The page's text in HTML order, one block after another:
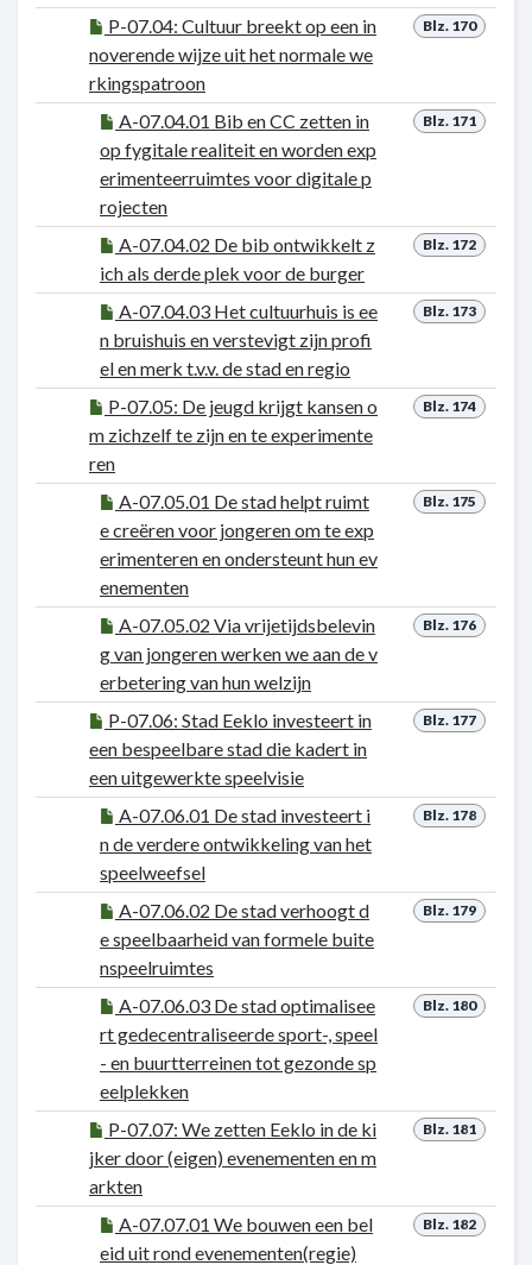
Blz. 170
P-07.04: Cultuur breekt op een in
noverende wijze uit het normale we
rkingspatroon
Blz. 171
A-07.04.01 Bib en CC zetten in
op fygitale realiteit en worden exp
erimenteerruimtes voor digitale p
rojecten
Blz. 172
A-07.04.02 De bib ontwikkelt z
ich als derde plek voor de burger
Blz. 173
A-07.04.03 Het cultuurhuis is ee
n bruishuis en verstevigt zijn profi
el en merk t.v.v. de stad en regio
Blz. 174
P-07.05: De jeugd krijgt kansen o
m zichzelf te zijn en te experimente
ren
Blz. 175
A-07.05.01 De stad helpt ruimt
e creëren voor jongeren om te exp
erimenteren en ondersteunt hun ev
enementen
Blz. 176
A-07.05.02 Via vrijetijdsbelevin
g van jongeren werken we aan de v
erbetering van hun welzijn
Blz. 177
P-07.06: Stad Eeklo investeert in
een bespeelbare stad die kadert in
een uitgewerkte speelvisie
Blz. 178
A-07.06.01 De stad investeert i
n de verdere ontwikkeling van het
speelweefsel
Blz. 179
A-07.06.02 De stad verhoogt d
e speelbaarheid van formele buite
nspeelruimtes
Blz. 180
A-07.06.03 De stad optimalisee
rt gedecentraliseerde sport-, speel
- en buurtterreinen tot gezonde sp
eelplekken
Blz. 181
P-07.07: We zetten Eeklo in de ki
jker door (eigen) evenementen en m
arkten
Blz. 182
A-07.07.01 We bouwen een bel
eid uit rond evenementen(regie)